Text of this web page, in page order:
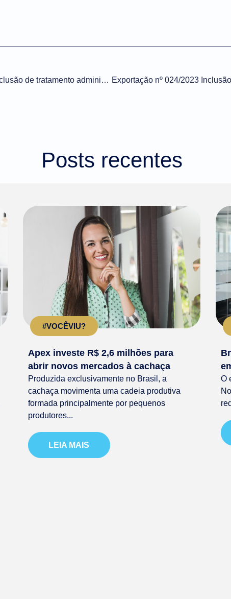
Importação nº 054/2023 Exclusão de tratamento administrativo – Mapa – NCM 15079090
Posts recentes
#VOCÊVIU?
Apex investe R$ 2,6 milhões para
abrir novos mercados à cachaça
Produzida exclusivamente no Brasil, a
cachaça movimenta uma cadeia produtiva
formada principalmente por pequenos
produtores...
LEIA MAIS
O